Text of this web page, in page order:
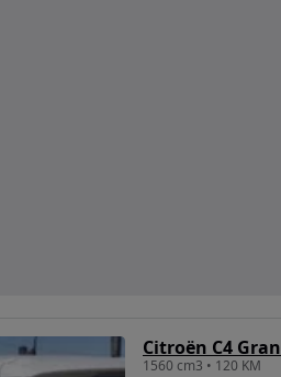
Citroën C4
1560 cm3 • 120 KM